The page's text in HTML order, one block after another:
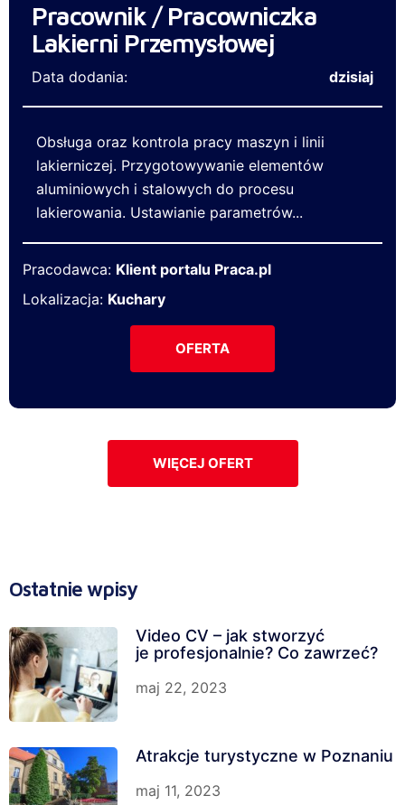
Pracownik / Pracowniczka
Lakierni Przemysłowej
Data dodania: dzisiaj
Obsługa oraz kontrola pracy maszyn i linii
lakierniczej. Przygotowywanie elementów
aluminiowych i stalowych do procesu
lakierowania. Ustawianie parametrów...
Pracodawca: Klient portalu Praca.pl
Lokalizacja: Kuchary
OFERTA
WIĘCEJ OFERT
Ostatnie wpisy
Video CV – jak stworzyć
je profesjonalnie? Co zawrzeć?
maj 22, 2023
Atrakcje turystyczne w Poznaniu
maj 11, 2023